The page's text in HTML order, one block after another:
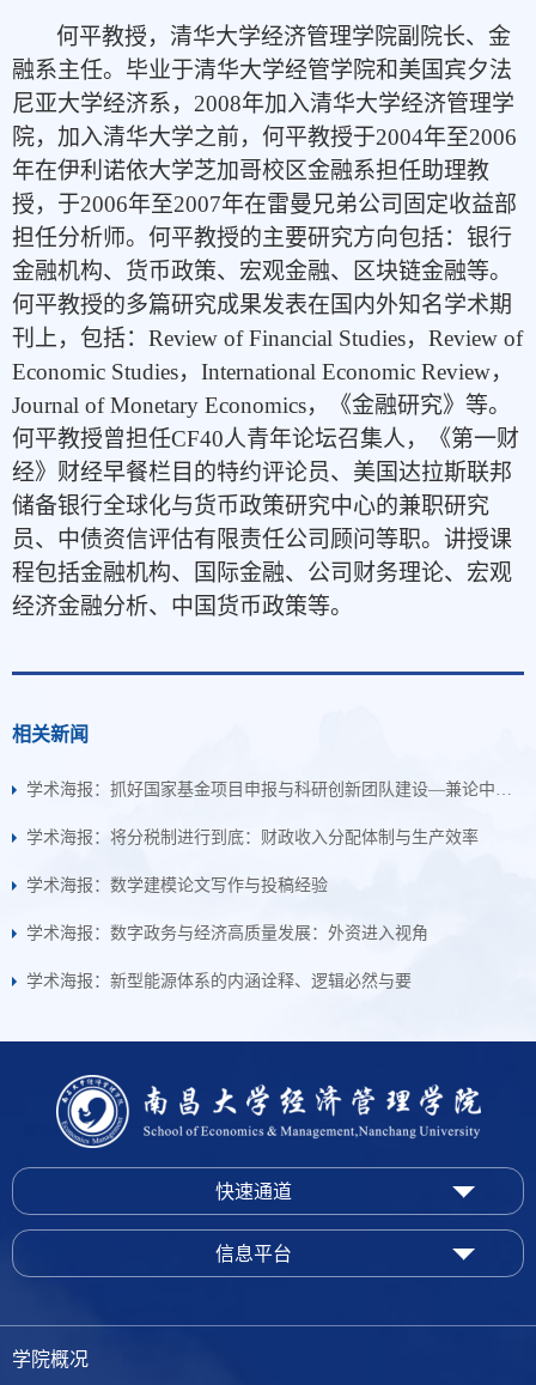
何平教授，清华大学经济管理学院副院长、金
融系主任。毕业于清华大学经管学院和美国宾夕法
尼亚大学经济系， 2008年加入清华大学经济管理学
院，加入清华大学之前，何平教授于2004年至2006
年在伊利诺依大学芝加哥校区金融系担任助理教
授，于2006年至2007年在雷曼兄弟公司固定收益部
担任分析师。何平教授的主要研究方向包括：银行
金融机构、货币政策、宏观金融、区块链金融等。
何平教授的多篇研究成果发表在国内外知名学术期
刊上，包括： Review of Financial Studies， Review of
Economic Studies， International Economic Review，
Journal of Monetary Economics，《金融研究》等。
何平教授曾担任CF40人青年论坛召集人，《第一财
经》财经早餐栏目的特约评论员、美国达拉斯联邦
储备银行全球化与货币政策研究中心的兼职研究
员、中债资信评估有限责任公司顾问等职。讲授课
程包括金融机构、国际金融、公司财务理论、宏观
经济金融分析、中国货币政策等。
相关新闻
学术海报：抓好国家基金项目申报与科研创新团队建设—兼论中华经典的公理化诠释
学术海报：将分税制进行到底：财政收入分配体制与生产效率
学术海报：数学建模论文写作与投稿经验
学术海报：数字政务与经济高质量发展：外资进入视角
学术海报：新型能源体系的内涵诠释、逻辑必然与要
快速通道
信息平台
学院概况